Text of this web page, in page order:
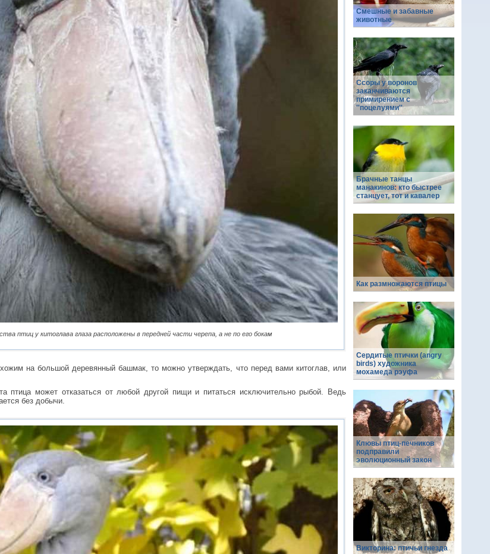
птиц у китоглава глаза расположены в передней части черепа, а не по его бокам
на большой деревянный башмак, то можно утверждать, что перед вами китоглав, или
птица может отказаться от любой другой пищи и питаться исключительно рыбой. Ведь
без добычи.
Смешные и забавные
животные
Ссоры у воронов
заканчиваются
примирением с
''поцелуями''
Брачные танцы
манакинов: кто быстрее
станцует, тот и кавалер
Как размножаются птицы
Сердитые птички (angry
birds) художника
мохамеда рэуфа
Клювы птиц-печников
подправили
эволюционный закон
Викторина: птичьи гнезда